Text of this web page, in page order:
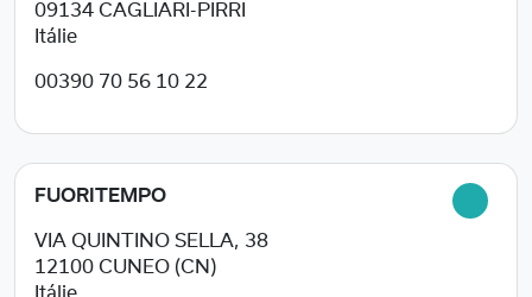
09134 CAGLIARI-PIRRI
Itálie
00390 70 56 10 22
FUORITEMPO
VIA QUINTINO SELLA, 38
12100 CUNEO (CN)